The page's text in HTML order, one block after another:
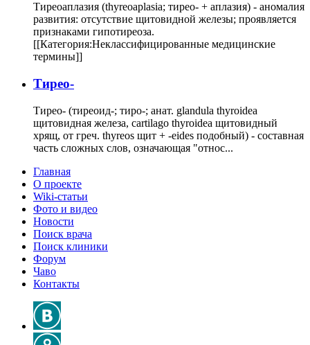
Тиреоаплазия (thyreoaplasia; тирео- + аплазия) - аномалия
развития: отсутствие щитовидной железы; проявляется
признаками гипотиреоза.
[[Категория:Неклассифицированные медицинские
термины]]
Тирео-
Тирео- (тиреоид-; тиро-; анат. glandula thyroidea
щитовидная железа, cartilago thyroidea щитовидный
хрящ, от греч. thyreos щит + -eides подобный) - составная
часть сложных слов, означающая "относ...
Главная
О проекте
Wiki-статьи
Фото и видео
Новости
Поиск врача
Поиск клиники
Форум
Чаво
Контакты